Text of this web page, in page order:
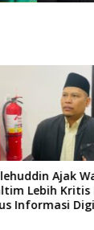
Hadapi